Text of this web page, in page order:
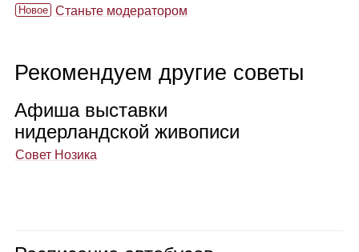
Новое Станьте модератором
Рекомендуем другие советы
Афиша выставки
нидер­ланд­ской живо­писи
Совет Нозика